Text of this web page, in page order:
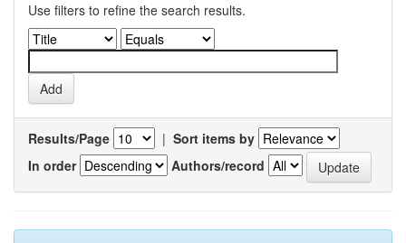
Use filters to refine the search results.
Results/Page | Sort items by
In order
Authors/record